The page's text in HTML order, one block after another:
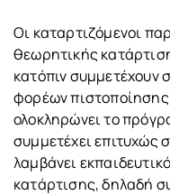
Οι καταρτιζόμενοι
θεωρητικής
κατόπιν συμμετέχουν
φορέων
ολοκληρώνει το
συμμετέχει επιτυχώς
λαμβάνει
κατάρτισης, δηλαδή